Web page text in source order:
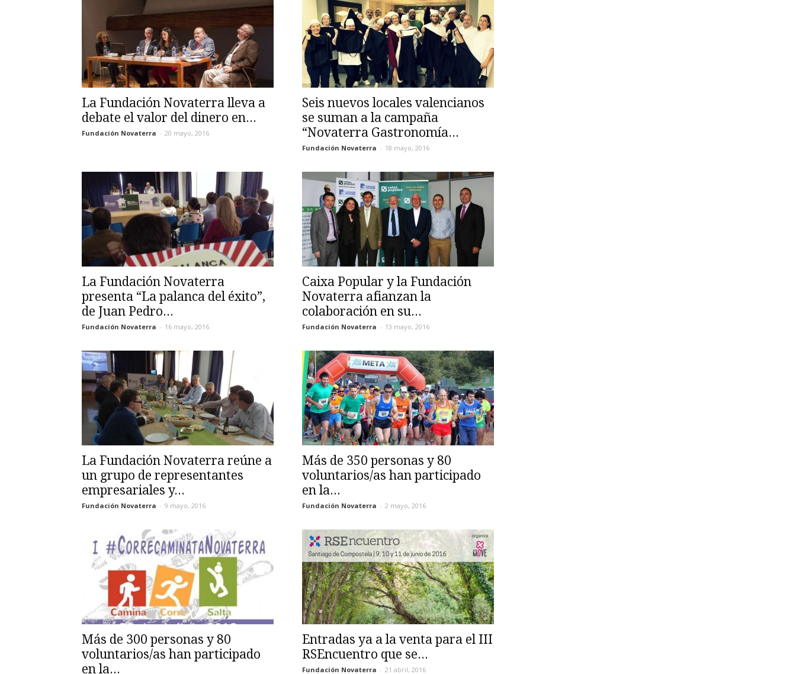
La Fundación Novaterra lleva a
debate el valor del dinero en...
Fundación Novaterra - 20 mayo, 2016
Seis nuevos locales valencianos
se suman a la campaña
“Novaterra Gastronomía...
Fundación Novaterra - 18 mayo, 2016
La Fundación Novaterra
presenta “La palanca del éxito”,
de Juan Pedro...
Fundación Novaterra - 16 mayo, 2016
Caixa Popular y la Fundación
Novaterra afianzan la
colaboración en su...
Fundación Novaterra - 13 mayo, 2016
La Fundación Novaterra reúne a
un grupo de representantes
empresariales y...
Fundación Novaterra - 9 mayo, 2016
Más de 350 personas y 80
voluntarios/as han participado
en la...
Fundación Novaterra - 2 mayo, 2016
Más de 300 personas y 80
voluntarios/as han participado
en la...
Entradas ya a la venta para el III
RSEncuentro que se...
Fundación Novaterra - 21 abril, 2016